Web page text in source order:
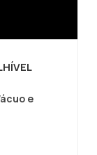
e